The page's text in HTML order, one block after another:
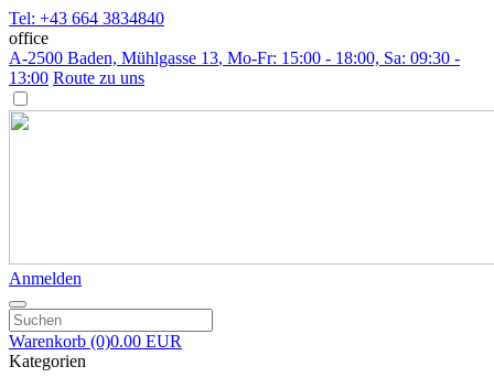
Tel: +43 664 3834840
office
A-2500 Baden, Mühlgasse 13, Mo-Fr: 15:00 - 18:00, Sa: 09:30 -
13:00 Route zu uns
Anmelden
Warenkorb (0)0.00 EUR
Kategorien